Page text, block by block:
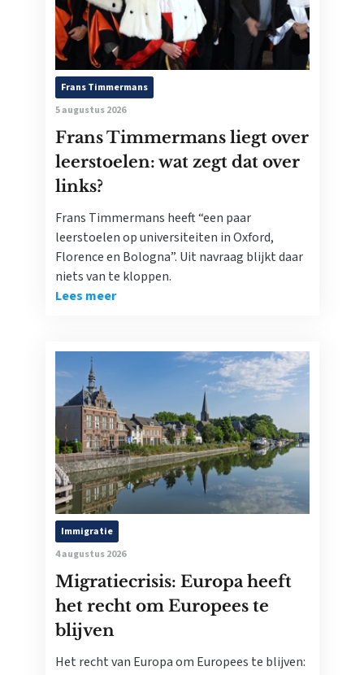
Frans Timmermans
5 augustus 2026
Frans Timmermans liegt over
leerstoelen: wat zegt dat over
links?
Frans Timmermans heeft “een paar
leerstoelen op universiteiten in Oxford,
Florence en Bologna”. Uit navraag blijkt daar
niets van te kloppen.
Lees meer
Immigratie
4 augustus 2026
Migratiecrisis: Europa heeft
het recht om Europees te
blijven
Het recht van Europa om Europees te blijven: